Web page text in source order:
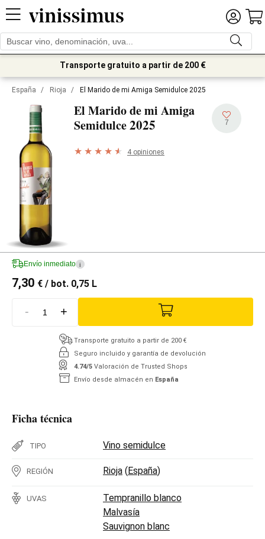
Transporte gratuito a partir de 200 €
España / Rioja / El Marido de mi Amiga Semidulce 2025
El Marido de mi Amiga
Semidulce2025 7
4 opiniones
Envío inmediato i
7,30 € / bot. 0,75 L
- +
Transporte gratuito a partir de 200 €
Seguro incluido y garantía de devolución
4.74/5 Valoración de Trusted Shops
Envío desde almacén en España
Ficha técnica
TIPO Vino semidulce
REGIÓN Rioja (España)
UVAS
Tempranillo blanco
Malvasía
Sauvignon blanc